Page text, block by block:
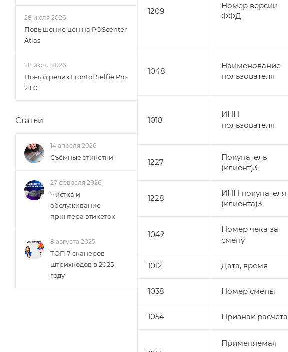
1209
Номер версии
ФФД
1048
Наименование
пользователя
1018
ИНН
пользователя
1227
Покупатель
(клиент)3
1228
ИНН покупателя
(клиента)3
1042
Номер чека за
смену
1012 Дата, время
1038 Номер смены
1054 Признак расчета
Применяемая
28 июля 2026
Повышение цен на POScenter
Atlas
28 июля 2026
Новый релиз Frontol Selfie Pro
2.1.0
Статьи
14 апреля 2026
Съёмные этикетки
27 февраля 2026
Чистка и
обслуживание
принтера этикеток
8 августа 2025
ТОП 7 сканеров
штрихкодов в 2025
году